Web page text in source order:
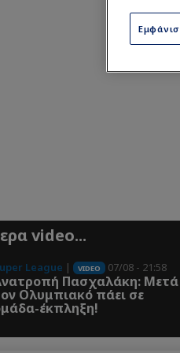
video...
League | VIDEO 07/08 - 21:58
Πασχαλάκη: Μετά
Ολυμπιακό πάει σε
έκπληξη!